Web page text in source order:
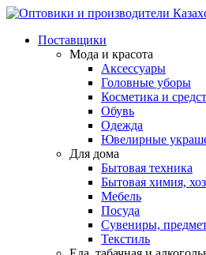
Поставщики
Мода и красота
Аксессуары
Головные уборы
Косметика и
Обувь
Одежда
Ювелирные
Для дома
Бытовая техника
Бытовая химия,
Мебель
Посуда
Сувениры,
Текстиль